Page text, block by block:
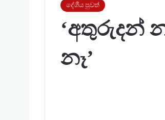
දේශීය පුවත්
‘අතුරුදන්
නෑ’